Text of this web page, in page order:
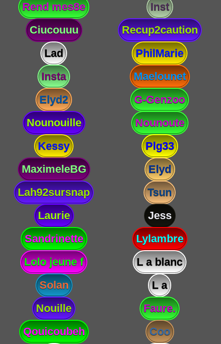
Rend mes8e
Inst
Ciucouuu
Recup2caution
Lad
PhilMarie
Insta
Maelounet
Elyd2
G-Genzoo
Nounouille
Nounoute
Kessy
Plg33
MaximeleBG
Elyd
Lah92sursnap
Tsun
Laurie
Jess
Sandrinette
Lylambre
Lolo jeune f
L a blanc
Solan
L a
Nouille
Faure.
Qouicoubeh
Coo